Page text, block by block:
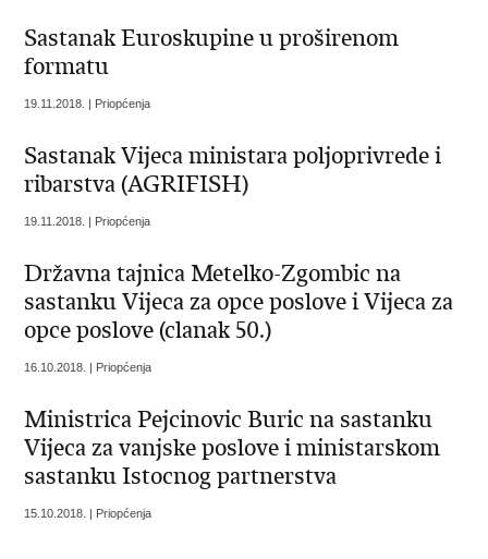
Sastanak Euroskupine u proširenom
formatu
19.11.2018. | Priopćenja
Sastanak Vijeca ministara poljoprivrede i
ribarstva (AGRIFISH)
19.11.2018. | Priopćenja
Državna tajnica Metelko-Zgombic na
sastanku Vijeca za opce poslove i Vijeca za
opce poslove (clanak 50.)
16.10.2018. | Priopćenja
Ministrica Pejcinovic Buric na sastanku
Vijeca za vanjske poslove i ministarskom
sastanku Istocnog partnerstva
15.10.2018. | Priopćenja